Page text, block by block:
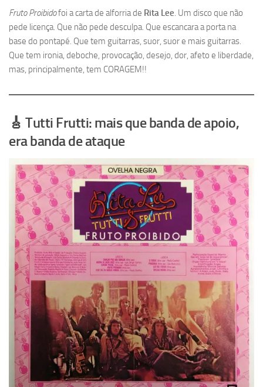
Fruto Proibidofoi a carta de alforria de Rita Lee. Um disco que não
pede licença. Que não pede desculpa. Que escancara a porta na
base do pontapé. Que tem guitarras, suor, suor e mais guitarras.
Que tem ironia, deboche, provocação, desejo, dor, afeto e liberdade,
mas, principalmente, tem CORAGEM!!
🎸 Tutti Frutti: mais que banda de apoio,
era banda de ataque